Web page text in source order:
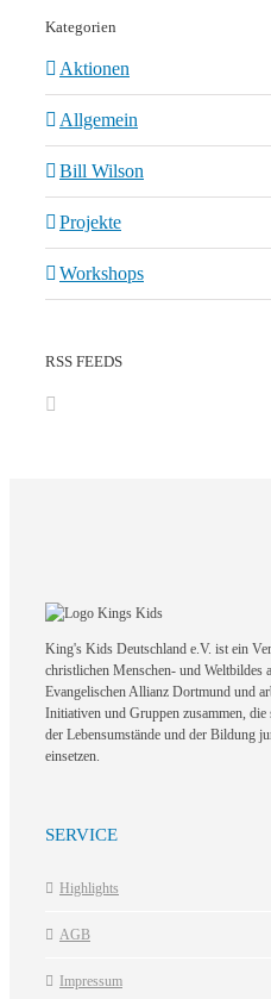
Kategorien
Aktionen
Allgemein
Bill Wilson
Projekte
Workshops
RSS FEEDS
King's Kids Deutschland e.V. ist ein
christlichen Menschen- und Weltbildes
Evangelischen Allianz Dortmund und
Initiativen und Gruppen zusammen,
der Lebensumstände und der Bildung
einsetzen.
SERVICE
Highlights
AGB
Impressum